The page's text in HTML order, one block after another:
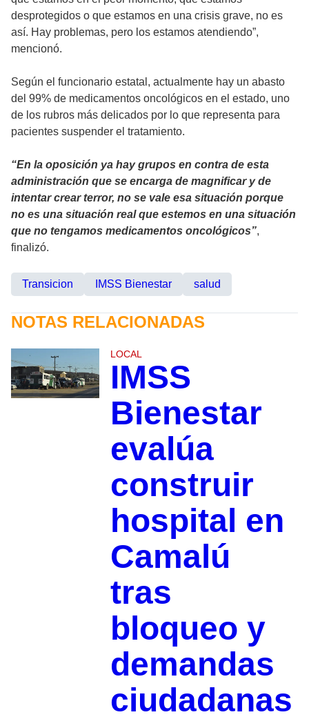
desprotegidos o que estamos en una crisis grave, no es
así. Hay problemas, pero los estamos atendiendo”,
mencionó.
Según el funcionario estatal, actualmente hay un abasto
del 99% de medicamentos oncológicos en el estado, uno
de los rubros más delicados por lo que representa para
pacientes suspender el tratamiento.
“En la oposición ya hay grupos en contra de esta
administración que se encarga de magnificar y de
intentar crear terror, no se vale esa situación porque
no es una situación real que estemos en una situación
que no tengamos medicamentos oncológicos”,
finalizó.
Transicion IMSS Bienestar salud
NOTAS RELACIONADAS
LOCAL
IMSS
Bienestar
evalúa
construir
hospital en
Camalú
tras
bloqueo y
demandas
ciudadanas